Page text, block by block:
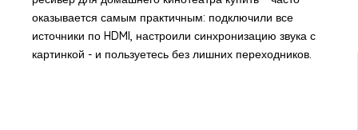
оказывается самым практичным: подключили все
источники по HDMI, настроили синхронизацию звука с
картинкой - и пользуетесь без лишних переходников.